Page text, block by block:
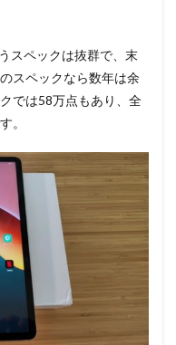
スペックは抜群で、末
スペックなら数年は余
では58万点もあり、全
。